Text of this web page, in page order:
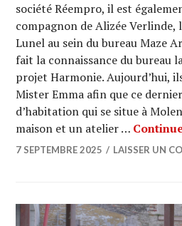
société Réempro, il est
compagnon de Alizée Verlinde,
Lunel au sein du bureau Maze
fait la connaissance du bureau
projet Harmonie. Aujourd’hui,
Mister Emma afin que ce
d’habitation qui se situe à
maison et un atelier …
7 SEPTEMBRE 2025 LAISSER UN